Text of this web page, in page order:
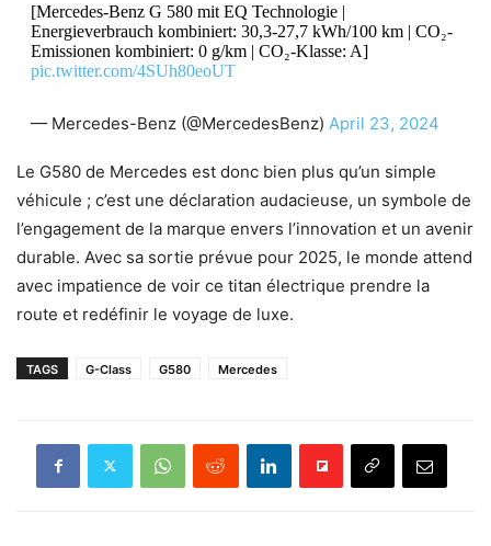
[Mercedes-Benz G 580 mit EQ Technologie |
Energieverbrauch kombiniert: 30,3-27,7 kWh/100 km | CO₂-
Emissionen kombiniert: 0 g/km | CO₂-Klasse: A]
pic.twitter.com/4SUh80eoUT
— Mercedes-Benz (@MercedesBenz) April 23, 2024
Le G580 de Mercedes est donc bien plus qu’un simple
véhicule ; c’est une déclaration audacieuse, un symbole de
l’engagement de la marque envers l’innovation et un avenir
durable. Avec sa sortie prévue pour 2025, le monde attend
avec impatience de voir ce titan électrique prendre la
route et redéfinir le voyage de luxe.
TAGS G-Class G580 Mercedes